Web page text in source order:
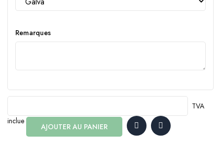
Remarques
TVA
inclue
AJOUTER AU PANIER